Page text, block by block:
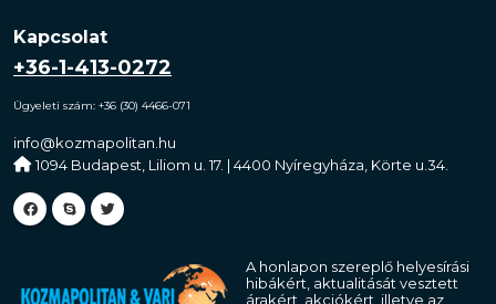
Kapcsolat
+36-1-413-0272
Ügyeleti szám: +36 (30) 4466-071
info@kozmapolitan.hu
1094 Budapest, Liliom u. 17. | 4400 Nyíregyháza, Körte u.34.
A honlapon szereplő helyesírási
hibákért, aktualitását vesztett
árakért, akciókért, illetve az